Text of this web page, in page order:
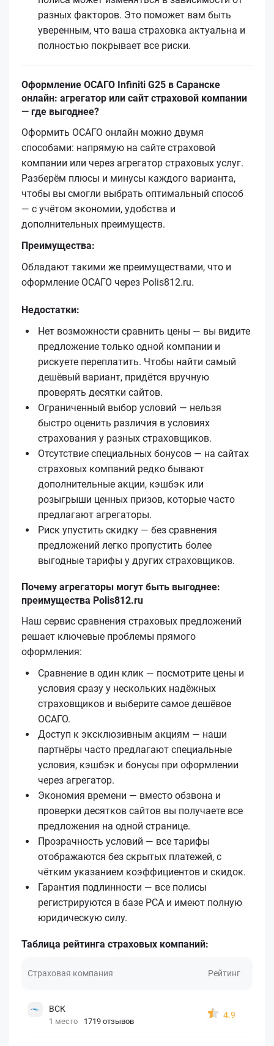
разных факторов. Это поможет вам быть
уверенным, что ваша страховка актуальна и
полностью покрывает все риски.
Оформление ОСАГО Infiniti G25 в Саранске
онлайн: агрегатор или сайт страховой компании
— где выгоднее?
Оформить ОСАГО онлайн можно двумя
способами: напрямую на сайте страховой
компании или через агрегатор страховых услуг.
Разберём плюсы и минусы каждого варианта,
чтобы вы смогли выбрать оптимальный способ
— с учётом экономии, удобства и
дополнительных преимуществ.
Преимущества:
Обладают такими же преимуществами, что и
оформление ОСАГО через Polis812.ru.
Недостатки:
Нет возможности сравнить цены — вы видите
предложение только одной компании и
рискуете переплатить. Чтобы найти самый
дешёвый вариант, придётся вручную
проверять десятки сайтов.
Ограниченный выбор условий — нельзя
быстро оценить различия в условиях
страхования у разных страховщиков.
Отсутствие специальных бонусов — на сайтах
страховых компаний редко бывают
дополнительные акции, кэшбэк или
розыгрыши ценных призов, которые часто
предлагают агрегаторы.
Риск упустить скидку — без сравнения
предложений легко пропустить более
выгодные тарифы у других страховщиков.
Почему агрегаторы могут быть выгоднее:
преимущества Polis812.ru
Наш сервис сравнения страховых предложений
решает ключевые проблемы прямого
оформления:
Сравнение в один клик — посмотрите цены и
условия сразу у нескольких надёжных
страховщиков и выберите самое дешёвое
ОСАГО.
Доступ к эксклюзивным акциям — наши
партнёры часто предлагают специальные
условия, кэшбэк и бонусы при оформлении
через агрегатор.
Экономия времени — вместо обзвона и
проверки десятков сайтов вы получаете все
предложения на одной странице.
Прозрачность условий — все тарифы
отображаются без скрытых платежей, с
чётким указанием коэффициентов и скидок.
Гарантия подлинности — все полисы
регистрируются в базе РСА и имеют полную
юридическую силу.
Таблица рейтинга страховых компаний:
Страховая компания Рейтинг
ВСК
1 место 1719 отзывов
4.9